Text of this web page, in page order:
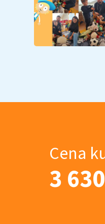
Cena
3